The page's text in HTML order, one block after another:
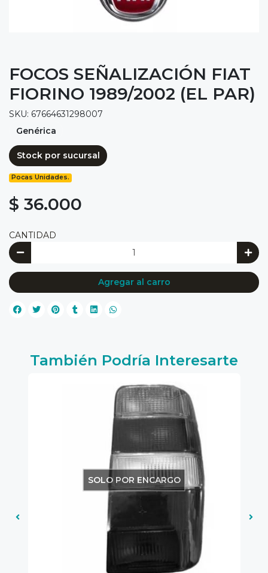
FOCOS SEÑALIZACIÓN FIAT
FIORINO 1989/2002 (EL PAR)
SKU: 67664631298007
Genérica
Stock por sucursal
Pocas Unidades.
$ 36.000
CANTIDAD
Agregar al carro
También Podría Interesarte
SOLO POR ENCARGO